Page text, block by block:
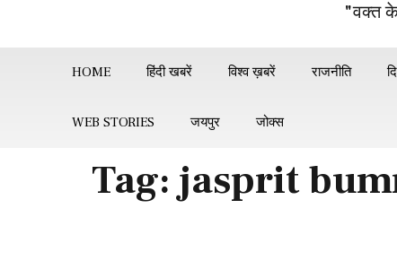
"वक्त
HOME हिंदी खबरें विश्व ख़बरें राजनीति
WEB STORIES जयपुर जोक्स
Tag:jasprit